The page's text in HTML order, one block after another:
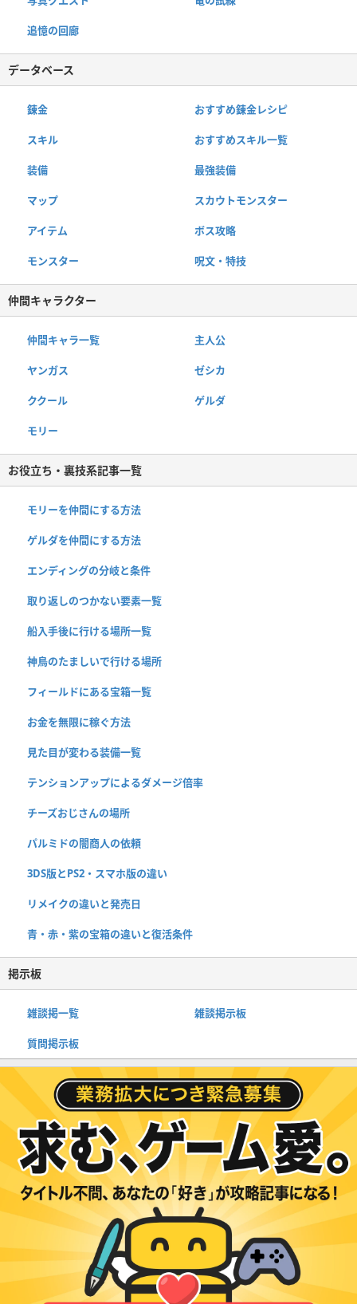
追憶の回廊
データベース
錬金 おすすめ錬金レシピ
スキル おすすめスキル一覧
装備 最強装備
マップ スカウトモンスター
アイテム ボス攻略
モンスター 呪文・特技
仲間キャラクター
仲間キャラ一覧 主人公
ヤンガス ゼシカ
ククール ゲルダ
モリー
お役立ち・裏技系記事一覧
モリーを仲間にする方法
ゲルダを仲間にする方法
エンディングの分岐と条件
取り返しのつかない要素一覧
船入手後に行ける場所一覧
神鳥のたましいで行ける場所
フィールドにある宝箱一覧
お金を無限に稼ぐ方法
見た目が変わる装備一覧
テンションアップによるダメージ倍率
チーズおじさんの場所
パルミドの闇商人の依頼
3DS版とPS2・スマホ版の違い
リメイクの違いと発売日
青・赤・紫の宝箱の違いと復活条件
掲示板
雑談掲一覧 雑談掲示板
質問掲示板